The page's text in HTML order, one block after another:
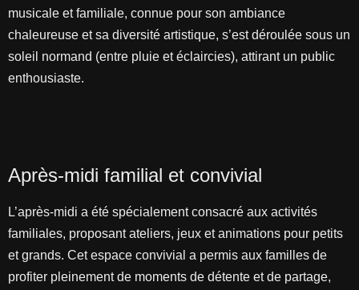
musicale et familiale, connue pour son ambiance
chaleureuse et sa diversité artistique, s’est déroulée sous un
soleil normand (entre pluie et éclaircies), attirant un public
enthousiaste.
Après-midi familial et convivial
L’après-midi a été spécialement consacré aux activités
familiales, proposant ateliers, jeux et animations pour petits
et grands. Cet espace convivial a permis aux familles de
profiter pleinement de moments de détente et de partage,